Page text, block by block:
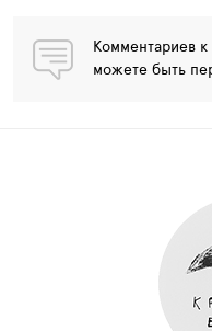
Комментариев
можете быть